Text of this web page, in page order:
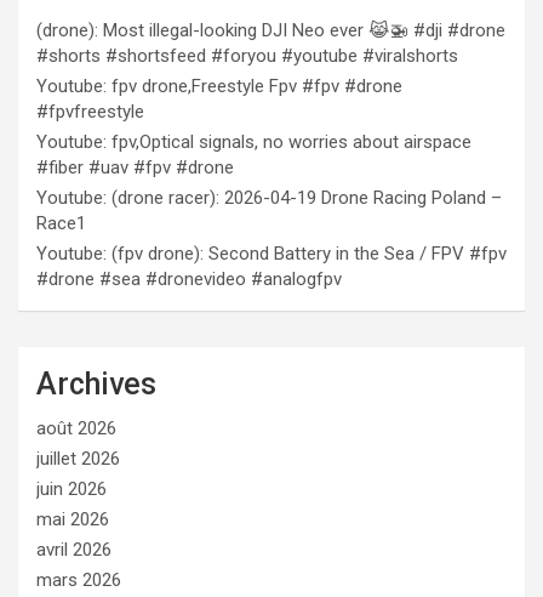
(drone): Most illegal-looking DJI Neo ever 😹🚁 #dji #drone
#shorts #shortsfeed #foryou #youtube #viralshorts
Youtube: fpv drone,Freestyle Fpv #fpv #drone
#fpvfreestyle
Youtube: fpv,Optical signals, no worries about airspace
#fiber #uav #fpv #drone
Youtube: (drone racer): 2026-04-19 Drone Racing Poland –
Race1
Youtube: (fpv drone): Second Battery in the Sea / FPV #fpv
#drone #sea #dronevideo #analogfpv
Archives
août 2026
juillet 2026
juin 2026
mai 2026
avril 2026
mars 2026